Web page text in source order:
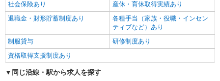
社会保険あり
産休・育休取得実績あり
退職金・財形貯蓄制度あり
各種手当（家族・役職・インセン
ティブなど）あり
制服貸与
研修制度あり
資格取得支援制度あり
同じ沿線・駅から求人を探す